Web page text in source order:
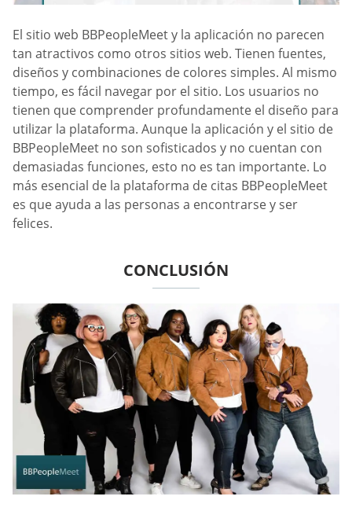
El sitio web BBPeopleMeet y la aplicación no parecen
tan atractivos como otros sitios web. Tienen fuentes,
diseños y combinaciones de colores simples. Al mismo
tiempo, es fácil navegar por el sitio. Los usuarios no
tienen que comprender profundamente el diseño para
utilizar la plataforma. Aunque la aplicación y el sitio de
BBPeopleMeet no son sofisticados y no cuentan con
demasiadas funciones, esto no es tan importante. Lo
más esencial de la plataforma de citas BBPeopleMeet
es que ayuda a las personas a encontrarse y ser
felices.
CONCLUSIÓN